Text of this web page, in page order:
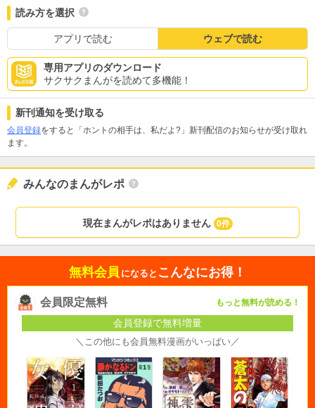
読み方を選択
アプリで読む ウェブで読む
専用アプリのダウンロード
サクサクまんがを読めて多機能！
新刊通知を受け取る
会員登録をすると「ホントの相手は、私だよ?」新刊配信のお知らせが受け取れ
ます。
みんなのまんがレポ
現在まんがレポはありません 0件
無料会員 になると こんなにお得！
会員限定無料 もっと無料が読める！
会員登録で無料増量
＼この他にも会員無料漫画がいっぱい／